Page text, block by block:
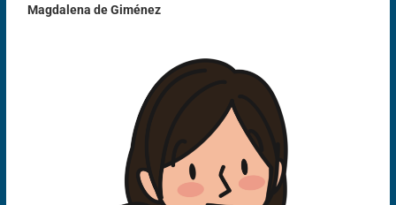
Magdalena de Giménez